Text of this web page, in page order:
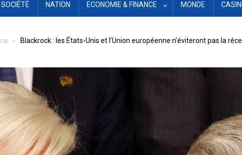
SOCIÉTÉ NATION ECONOMIE & FINANCE MONDE
Blackrock : les États-Unis et l’Union européenne n’éviteront pas la